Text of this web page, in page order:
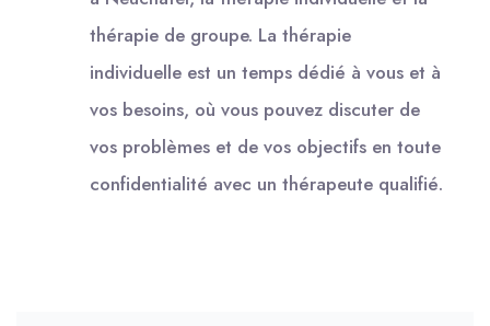
thérapie de groupe. La thérapie
individuelle est un temps dédié à vous et à
vos besoins, où vous pouvez discuter de
vos problèmes et de vos objectifs en toute
confidentialité avec un thérapeute qualifié.